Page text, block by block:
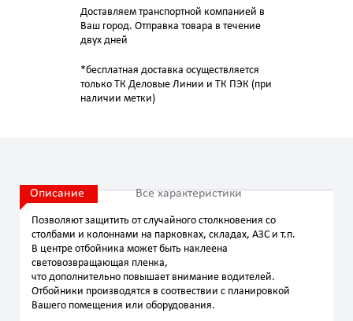
Доставляем транспортной компанией в
Ваш город. Отправка товара в течение
двух дней
*бесплатная доставка осуществляется
только ТК Деловые Линии и ТК ПЭК (при
наличии метки)
Описание Все характеристики
Позволяют защитить от случайного столкновения со
столбами и колоннами на парковках, складах, АЗС и т.п.
В центре отбойника может быть наклеена
световозвращающая пленка,
что дополнительно повышает внимание водителей.
Отбойники производятся в соотвествии с планировкой
Вашего помещения или оборудования.